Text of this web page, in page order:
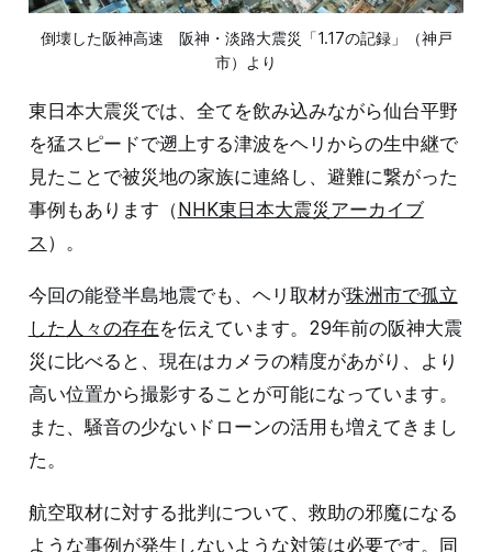
倒壊した阪神高速　阪神・淡路大震災「1.17の記録」（神戸
市）より
東日本大震災では、全てを飲み込みながら仙台平野
を猛スピードで遡上する津波をヘリからの生中継で
見たことで被災地の家族に連絡し、避難に繋がった
事例もあります（NHK東日本大震災アーカイブ
ス ）。
今回の能登半島地震でも、ヘリ取材が珠洲市で孤立
した人々の存在を伝えています。29年前の阪神大震
災に比べると、現在はカメラの精度があがり、より
高い位置から撮影することが可能になっています。
また、騒音の少ないドローンの活用も増えてきまし
た。
航空取材に対する批判について、救助の邪魔になる
ような事例が発生しないような対策は必要です。同